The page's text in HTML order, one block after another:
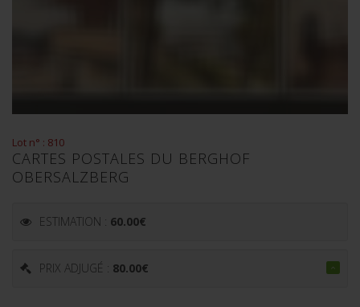
Lot n° : 810
CARTES POSTALES DU BERGHOF
OBERSALZBERG
ESTIMATION : 60.00€
PRIX ADJUGÉ : 80.00€